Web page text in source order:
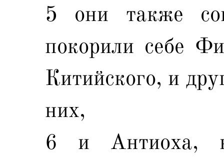
5 они также
покорили себе
Китийского, и
них,
6 и Антиоха,